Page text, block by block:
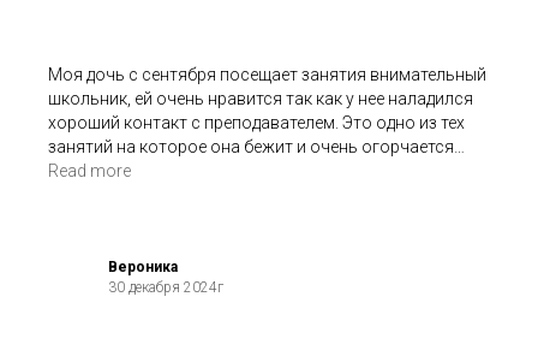
Моя дочь с сентября посещает занятия внимательный
школьник, ей очень нравится так как у нее наладился
хороший контакт с преподавателем. Это одно из тех
занятий на которое она бежит и очень огорчается
если пропускает урок.
Read more
Вероника
30 декабря 2024г